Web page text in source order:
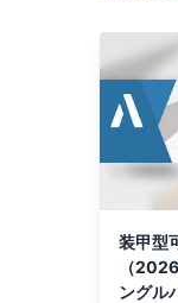
装甲型
（
ングル